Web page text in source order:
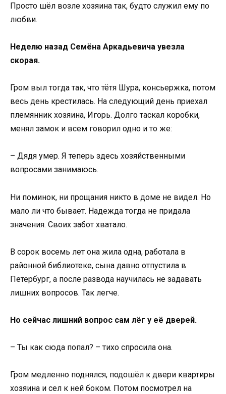
Просто шёл возле хозяина так, будто служил ему по
любви.
Неделю назад Семёна Аркадьевича увезла
скорая.
Гром выл тогда так, что тётя Шура, консьержка, потом
весь день крестилась. На следующий день приехал
племянник хозяина, Игорь. Долго таскал коробки,
менял замок и всем говорил одно и то же:
– Дядя умер. Я теперь здесь хозяйственными
вопросами занимаюсь.
Ни поминок, ни прощания никто в доме не видел. Но
мало ли что бывает. Надежда тогда не придала
значения. Своих забот хватало.
В сорок восемь лет она жила одна, работала в
районной библиотеке, сына давно отпустила в
Петербург, а после развода научилась не задавать
лишних вопросов. Так легче.
Но сейчас лишний вопрос сам лёг у её дверей.
– Ты как сюда попал? – тихо спросила она.
Гром медленно поднялся, подошёл к двери квартиры
хозяина и сел к ней боком. Потом посмотрел на